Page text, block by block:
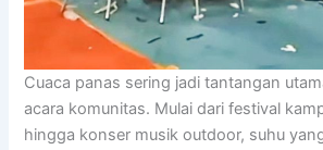
Cuaca panas sering jadi tantangan
acara komunitas. Mulai dari festival
hingga konser musik outdoor, suhu